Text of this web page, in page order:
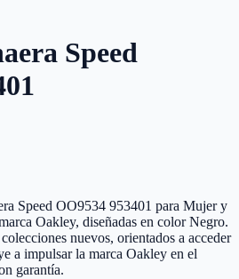
Speed
Speed OO9534 953401 para Mujer y
Oakley, diseñadas en color Negro.
nuevos, orientados a acceder
a impulsar la marca Oakley en el
garantía.